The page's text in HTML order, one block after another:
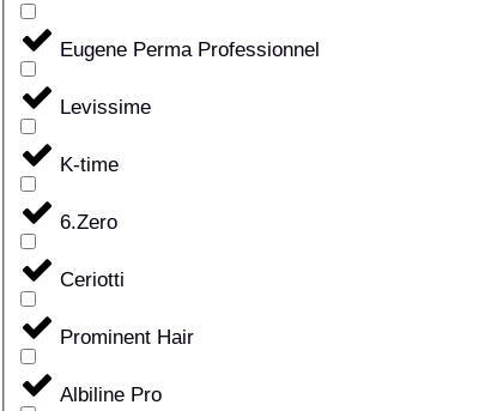
Eugene Perma Professionnel
Levissime
K-time
6.Zero
Ceriotti
Prominent Hair
Albiline Pro